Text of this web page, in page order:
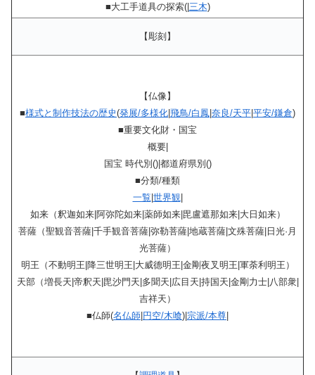
■大工手道具の探索(| 三木)
【彫刻】
【仏像】
■様式と制作技法の歴史(発展/多様化 飛鳥/白鳳 奈良/天平 平安/鎌倉)
■重要文化財・国宝
概要|
国宝 時代別()|都道府県別()
■分類/種類
一覧 世界観|
如来（釈迦如来|阿弥陀如来|薬師如来|毘盧遮那如来|大日如来）
菩薩（聖観音菩薩|千手観音菩薩|弥勒菩薩|地蔵菩薩|文殊菩薩|日光·月
光菩薩）
明王（不動明王|降三世明王|大威德明王|金剛夜叉明王|軍荼利明王）
天部（増長天|帝釈天|毘沙門天|多聞天|広目天|持国天|金剛力士|八部衆|
吉祥天）
■仏師(名仏師 円空/木喰)| 宗派/本尊